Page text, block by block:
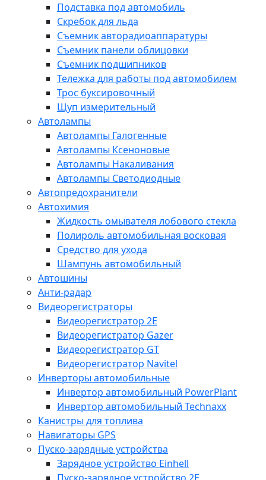
Подставка под автомобиль
Скребок для льда
Съемник авторадиоаппаратуры
Съемник панели облицовки
Съемник подшипников
Тележка для работы под автомобилем
Трос буксировочный
Щуп измерительный
Автолампы
Автолампы Галогенные
Автолампы Ксеноновые
Автолампы Накаливания
Автолампы Светодиодные
Автопредохранители
Автохимия
Жидкость омывателя лобового стекла
Полироль автомобильная восковая
Средство для ухода
Шампунь автомобильный
Автошины
Анти-радар
Видеорегистраторы
Видеорегистратор 2E
Видеорегистратор Gazer
Видеорегистратор GT
Видеорегистратор Navitel
Инверторы автомобильные
Инвертор автомобильный PowerPlant
Инвертор автомобильный Technaxx
Канистры для топлива
Навигаторы GPS
Пуско-зарядные устройства
Зарядное устройство Einhell